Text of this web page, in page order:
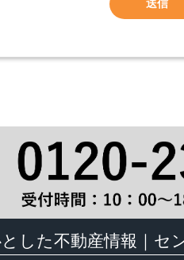
した不動産情報｜セ